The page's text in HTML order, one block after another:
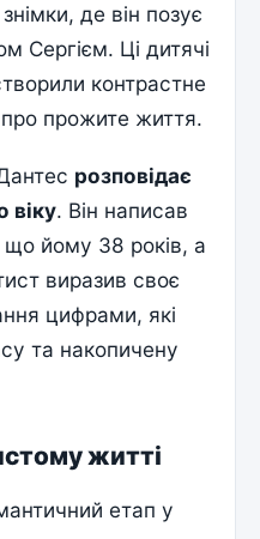
де він позує
Сергієм. Ці дитячі
контрастне
прожите життя.
розповідає
віку. Він написав
що йому 38 років, а
виразив своє
цифрами, які
та накопичену
житті
етап у